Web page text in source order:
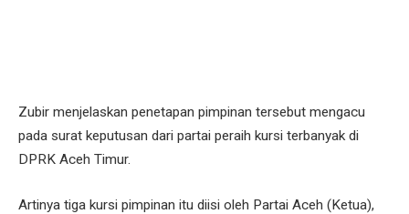
Zubir menjelaskan penetapan pimpinan tersebut mengacu
pada surat keputusan dari partai peraih kursi terbanyak di
DPRK Aceh Timur.
Artinya tiga kursi pimpinan itu diisi oleh Partai Aceh (Ketua),